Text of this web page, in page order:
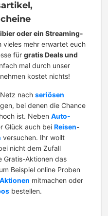
oder ein Streaming-
vieles mehr erwartet euch
für gratis Deals und
mal durch unser
kostet nichts!
nach seriösen
bei denen die Chance
ist. Neben Auto-
Glück auch bei Reisen-
versuchen. Ihr wollt
nicht dem Zufall
Gratis-Aktionen das
Beispiel online Proben
mitmachen oder
bestellen.